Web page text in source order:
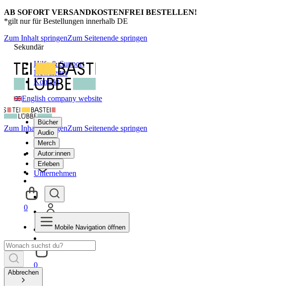
AB SOFORT VERSANDKOSTENFREI BESTELLEN!
*gilt nur für Bestellungen innerhalb DE
Zum Inhalt springenZum Seitenende springen
Sekundär
Hilfe & Support
Newsletter
Kontakt
English company website
Bücher
Audio
Merch
Autor:innen
Erleben
Unternehmen
0
Zum Inhalt springenZum Seitenende springen
0
Mobile Navigation öffnen
Abbrechen